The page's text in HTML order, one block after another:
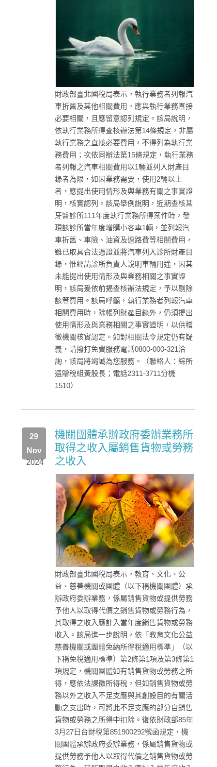
財政部臺北國稅局表示，執行業務者列報汽
車折舊及其他相關費用，應與執行業務直接
必要相關，且應留意認列規定。該局說明，
依執行業務所得查核辦法第14條規定，非屬
執行業務之直接必要費用，不得列為執行業
務費用；次依同辦法第15條規定，執行業務
者列報之汽車相關費用以1輛並列入財產目
錄者為限，如因業務需要，使用2輛以上
者，應提出使用情形及與業務有關之事實證
明，核實認列。該局舉例說明，近期查核某
牙醫診所111年度執行業務所得案件時，發
現該診所當年度增購小客車1輛，並列報汽
車折舊、車險、油資及過路費等相關費用，
雖已取具合法憑證並將汽車列入診所財產目
錄，惟經請診所負責人說明車輛用途，因其
未能提出使用情形及與業務相關之事實證
明，該局爰依前揭查核辦法規定，予以剔除
該等費用。該局呼籲，執行業務者列報汽車
相關費用時，除帳列財產目錄外，仍須提出
使用情形及與業務相關之事實證明，以供稽
徵機關核實認定。如對相關法令規定仍有疑
義，請撥打免費服務電話0800-000-321洽
詢，該局將竭誠為您服務。（聯絡人：綜所
遺贈稅組黃股長；電話2311-3711分機
1510）
2024
29
Nov
機關團體承辦政府委辦業務所
取得之收入屬銷售貨物或勞務
之收入
財政部臺北國稅局表示，教育、文化、公
益、慈善機關或團體（以下稱機關團體）承
辦政府委辦業務，係屬銷售貨物或提供勞務
予他人以取得代價之銷售貨物或勞務行為，
其取得之收入應計入當年度銷售貨物或勞務
收入。該局進一步說明，依「教育文化公益
慈善機關或團體免納所得稅適用標準」（以
下稱免稅適用標準）第2條第1項及第3條第1
項規定，機關團體如有銷售貨物或勞務之所
得，應依法課徵所得稅，但如銷售貨物或勞
務以外之收入不足支應與其創設目的有關活
動之支出時，可將此不足支應的部分自銷售
貨物或勞務之所得中扣除。復依財政部85年
3月27日台財稅第851900292號函規定，機
關團體承辦政府委辦業務，係屬銷售貨物或
提供勞務予他人以取得代價之銷售貨物或勞